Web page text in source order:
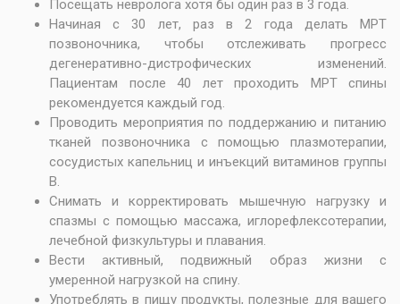
Посещать невролога хотя бы один раз в 3 года.
Начиная с 30 лет, раз в 2 года делать МРТ
позвоночника, чтобы отслеживать прогресс
дегенеративно-дистрофических изменений.
Пациентам после 40 лет проходить МРТ спины
рекомендуется каждый год.
Проводить мероприятия по поддержанию и питанию
тканей позвоночника с помощью плазмотерапии,
сосудистых капельниц и инъекций витаминов группы
В.
Снимать и корректировать мышечную нагрузку и
спазмы с помощью массажа, иглорефлексотерапии,
лечебной физкультуры и плавания.
Вести активный, подвижный образ жизни с
умеренной нагрузкой на спину.
Употреблять в пищу продукты, полезные для вашего